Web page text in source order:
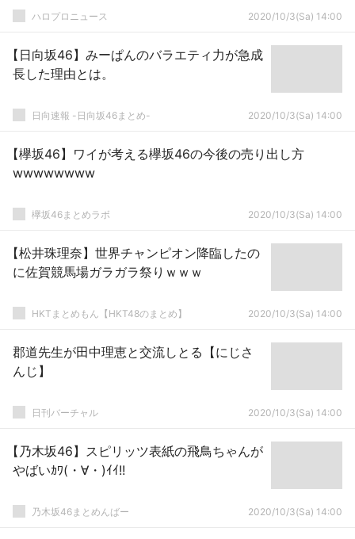
ハロプロニュース 2020/10/3(Sa) 14:00
【日向坂46】みーぱんのバラエティ力が急成
長した理由とは。
日向速報 -日向坂46まとめ- 2020/10/3(Sa) 14:00
【欅坂46】ワイが考える欅坂46の今後の売り出し方
wwwwwwww
欅坂46まとめラボ 2020/10/3(Sa) 14:00
【松井珠理奈】世界チャンピオン降臨したの
に佐賀競馬場ガラガラ祭りｗｗｗ
HKTまとめもん【HKT48のまとめ】 2020/10/3(Sa) 14:00
郡道先生が田中理恵と交流しとる【にじさ
んじ】
日刊バーチャル 2020/10/3(Sa) 14:00
【乃木坂46】スピリッツ表紙の飛鳥ちゃんが
やばいｶﾜ(・∀・)ｲｲ!!
乃木坂46まとめんばー 2020/10/3(Sa) 14:00